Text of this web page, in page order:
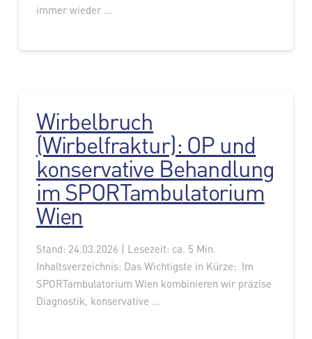
immer wieder …
Wirbelbruch
(Wirbelfraktur): OP und
konservative Behandlung
im SPORTambulatorium
Wien
Stand: 24.03.2026 | Lesezeit: ca. 5 Min.
Inhaltsverzeichnis: Das Wichtigste in Kürze: Im
SPORTambulatorium Wien kombinieren wir präzise
Diagnostik, konservative …